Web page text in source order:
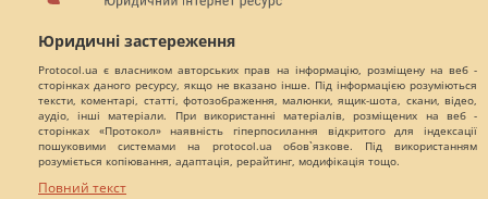
Юридичні застереження
Protocol.ua є власником авторських прав на інформацію, розміщену на веб -
сторінках даного ресурсу, якщо не вказано інше. Під інформацією розуміються
тексти, коментарі, статті, фотозображення, малюнки, ящик-шота, скани, відео,
аудіо, інші матеріали. При використанні матеріалів, розміщених на веб -
сторінках «Протокол» наявність гіперпосилання відкритого для індексації
пошуковими системами на protocol.ua обов`язкове. Під використанням
розуміється копіювання, адаптація, рерайтинг, модифікація тощо.
Повний текст